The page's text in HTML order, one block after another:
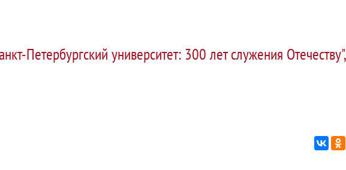
Петербургский университет: 300 лет служения Отечеству",